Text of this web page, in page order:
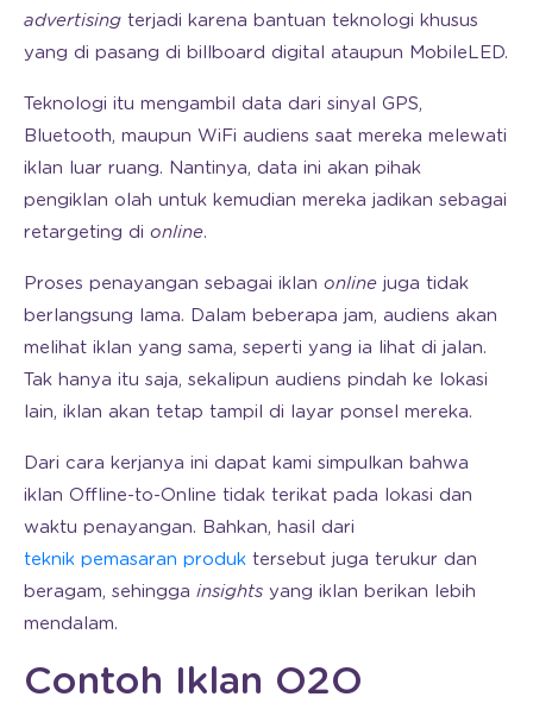
advertising terjadi karena bantuan teknologi khusus
yang di pasang di billboard digital ataupun MobileLED.
Teknologi itu mengambil data dari sinyal GPS,
Bluetooth, maupun WiFi audiens saat mereka melewati
iklan luar ruang. Nantinya, data ini akan pihak
pengiklan olah untuk kemudian mereka jadikan sebagai
retargeting di online.
Proses penayangan sebagai iklan online juga tidak
berlangsung lama. Dalam beberapa jam, audiens akan
melihat iklan yang sama, seperti yang ia lihat di jalan.
Tak hanya itu saja, sekalipun audiens pindah ke lokasi
lain, iklan akan tetap tampil di layar ponsel mereka.
Dari cara kerjanya ini dapat kami simpulkan bahwa
iklan Offline-to-Online tidak terikat pada lokasi dan
waktu penayangan. Bahkan, hasil dari
teknik pemasaran produk tersebut juga terukur dan
beragam, sehingga insights yang iklan berikan lebih
mendalam.
Contoh Iklan O2O